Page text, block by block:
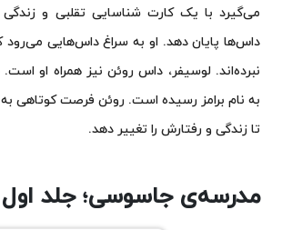
می‌گیرد با یک کارت شناسایی تقلبی و زندگی
داس‌ها پایان دهد. او به سراغ داس‌هایی می‌رود
نبرده‌اند. لوسیفر، داس روئن نیز همراه او
به نام برامز رسیده است. روئن فرصت کوتاهی
تا زندگی و رفتارش را تغییر دهد.
مدرسه‌ی جاسوسی؛ جلد اول